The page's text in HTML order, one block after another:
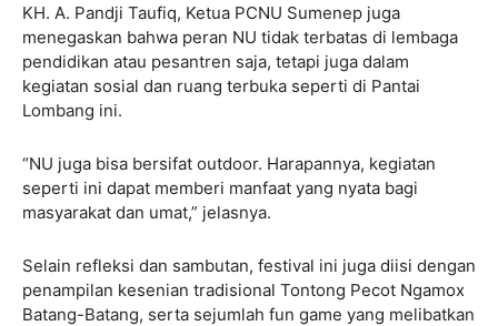
KH. A. Pandji Taufiq, Ketua PCNU Sumenep juga
menegaskan bahwa peran NU tidak terbatas di lembaga
pendidikan atau pesantren saja, tetapi juga dalam
kegiatan sosial dan ruang terbuka seperti di Pantai
Lombang ini.
“NU juga bisa bersifat outdoor. Harapannya, kegiatan
seperti ini dapat memberi manfaat yang nyata bagi
masyarakat dan umat,” jelasnya.
Selain refleksi dan sambutan, festival ini juga diisi dengan
penampilan kesenian tradisional Tontong Pecot Ngamox
Batang-Batang, serta sejumlah fun game yang melibatkan